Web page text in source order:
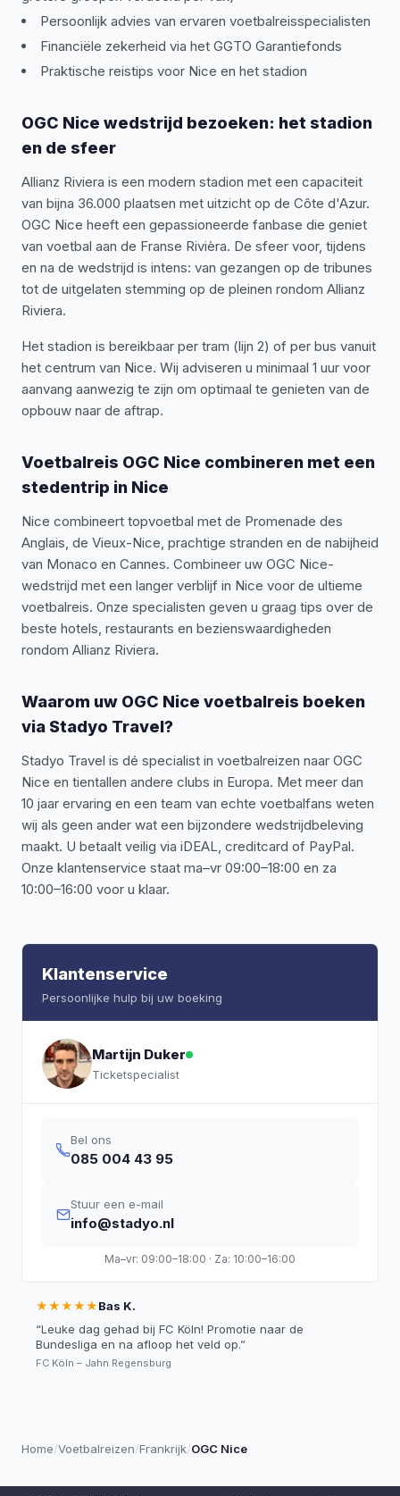
Persoonlijk advies van ervaren voetbalreisspecialisten
Financiële zekerheid via het GGTO Garantiefonds
Praktische reistips voor Nice en het stadion
OGC Nice wedstrijd bezoeken: het stadion
en de sfeer
Allianz Riviera is een modern stadion met een capaciteit
van bijna 36.000 plaatsen met uitzicht op de Côte d'Azur.
OGC Nice heeft een gepassioneerde fanbase die geniet
van voetbal aan de Franse Rivièra. De sfeer voor, tijdens
en na de wedstrijd is intens: van gezangen op de tribunes
tot de uitgelaten stemming op de pleinen rondom Allianz
Riviera.
Het stadion is bereikbaar per tram (lijn 2) of per bus vanuit
het centrum van Nice. Wij adviseren u minimaal 1 uur voor
aanvang aanwezig te zijn om optimaal te genieten van de
opbouw naar de aftrap.
Voetbalreis OGC Nice combineren met een
stedentrip in Nice
Nice combineert topvoetbal met de Promenade des
Anglais, de Vieux-Nice, prachtige stranden en de nabijheid
van Monaco en Cannes. Combineer uw OGC Nice-
wedstrijd met een langer verblijf in Nice voor de ultieme
voetbalreis. Onze specialisten geven u graag tips over de
beste hotels, restaurants en bezienswaardigheden
rondom Allianz Riviera.
Waarom uw OGC Nice voetbalreis boeken
via Stadyo Travel?
Stadyo Travel is dé specialist in voetbalreizen naar OGC
Nice en tientallen andere clubs in Europa. Met meer dan
10 jaar ervaring en een team van echte voetbalfans weten
wij als geen ander wat een bijzondere wedstrijdbeleving
maakt. U betaalt veilig via iDEAL, creditcard of PayPal.
Onze klantenservice staat ma–vr 09:00–18:00 en za
10:00–16:00 voor u klaar.
Klantenservice
Persoonlijke hulp bij uw boeking
Martijn Duker
Ticketspecialist
Bel ons
085 004 43 95
Stuur een e-mail
info@stadyo.nl
Ma–vr: 09:00–18:00 · Za: 10:00–16:00
★★★★★Bas K.
“Leuke dag gehad bij FC Köln! Promotie naar de
Bundesliga en na afloop het veld op.”
FC Köln – Jahn Regensburg
Home/Voetbalreizen/Frankrijk/OGC Nice